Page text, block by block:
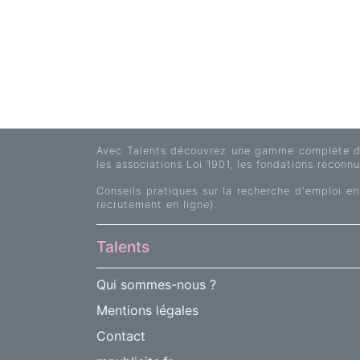
Avec Talents découvrez une gamme
les associations Loi 1901, les fondations
Conseils pratiques sur la recherche d'emploi
recrutement en ligne).
Talents
Qui sommes-nous ?
Mentions légales
Contact